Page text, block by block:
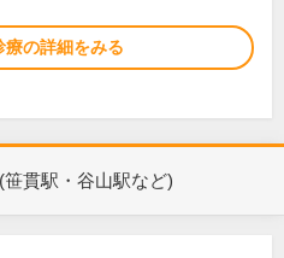
療の詳細をみる
(笹貫駅・谷山駅など)